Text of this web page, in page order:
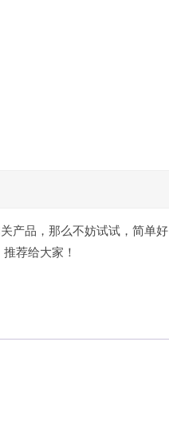
产品，那么不妨试试，简单好
荐给大家！